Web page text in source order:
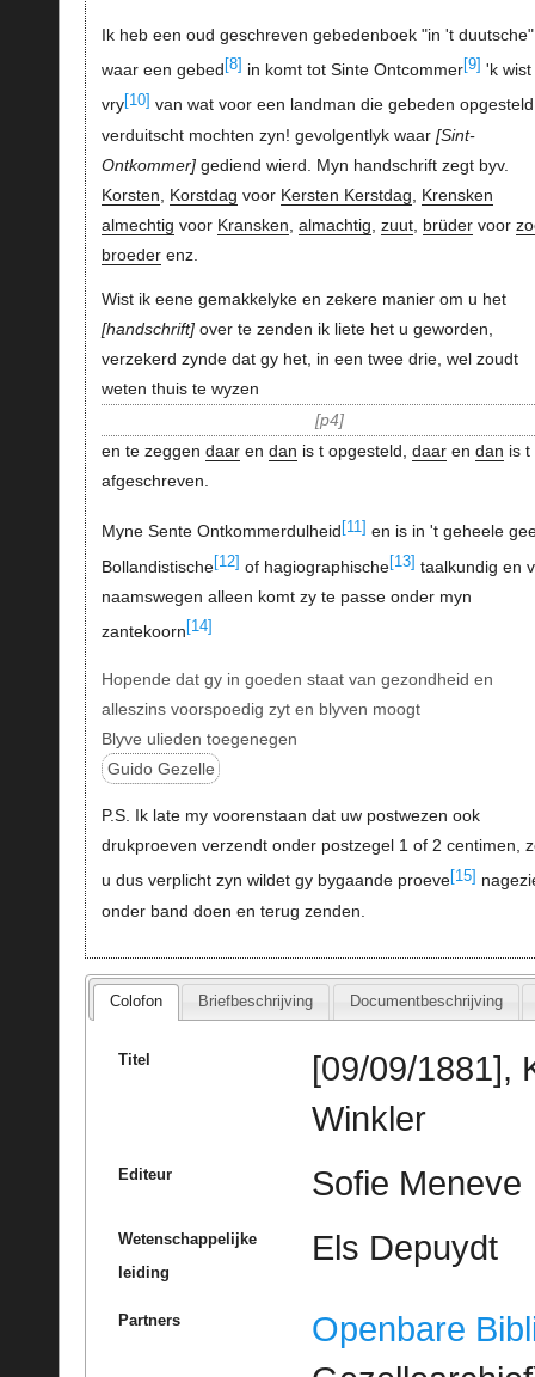
Ik heb een oud geschreven gebedenboek "in 't duutsche"
waar een gebed [8] in komt tot Sinte Ontcommer[9] 'k wist
vry[10] van wat voor een landman die gebeden
verduitscht mochten zyn! gevolgentlyk waar Sint-
Ontkommer gediend wierd. Myn handschrift zegt byv.
Korsten
Korstdag voor Kersten Kerstdag
Krensken
almechtig voor Kransken almachtig zuut, brüdervoor
broederenz.
Wist ik eene gemakkelyke en zekere manier om u het
handschrift over te zenden ik liete het u geworden,
verzekerd zynde dat gy het, in een twee drie, wel zoudt
weten thuis te wyzen
p4
en te zeggen daaren dan is t opgesteld, daaren dan is t
afgeschreven.
Myne Sente Ontkommerdulheid [11] en is in 't geheele
Bollandistische[12] of hagiographische[13] taalkundig en
naamswegen alleen komt zy te passe onder myn
zantekoorn [14]
Hopende dat gy in goeden staat van gezondheid en
alleszins voorspoedig zyt en blyven moogt
Blyve ulieden toegenegen
Guido Gezelle
P.S. Ik late my voorenstaan dat uw postwezen ook
drukproeven verzendt onder postzegel 1 of 2 centimen,
u dus verplicht zyn wildet gy bygaande proeve[15]
onder band doen en terug zenden.
Colofon Briefbeschrijving Documentbeschrijving
Titel
[09/09/1881],
Winkler
Editeur Sofie Meneve
Wetenschappelijke
leiding
Els Depuydt
Partners
Openbare